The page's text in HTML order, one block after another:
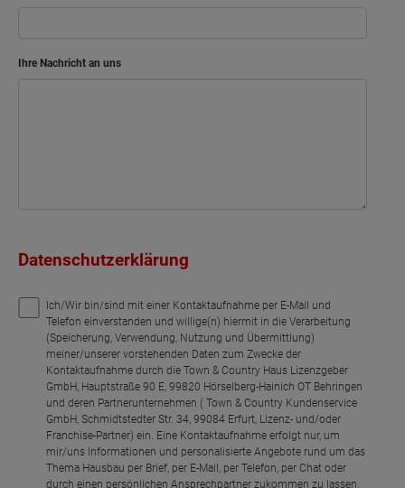
Ihre Nachricht an uns
Datenschutzerklärung
Ich/Wir bin/sind mit einer Kontaktaufnahme per E-Mail und
Telefon einverstanden und willige(n) hiermit in die Verarbeitung
(Speicherung, Verwendung, Nutzung und Übermittlung)
meiner/unserer vorstehenden Daten zum Zwecke der
Kontaktaufnahme durch die Town & Country Haus Lizenzgeber
GmbH, Hauptstraße 90 E, 99820 Hörselberg-Hainich OT Behringen
und deren Partnerunternehmen ( Town & Country Kundenservice
GmbH, Schmidtstedter Str. 34, 99084 Erfurt, Lizenz- und/oder
Franchise-Partner) ein. Eine Kontaktaufnahme erfolgt nur, um
mir/uns Informationen und personalisierte Angebote rund um das
Thema Hausbau per Brief, per E-Mail, per Telefon, per Chat oder
durch einen persönlichen Ansprechpartner zukommen zu lassen.